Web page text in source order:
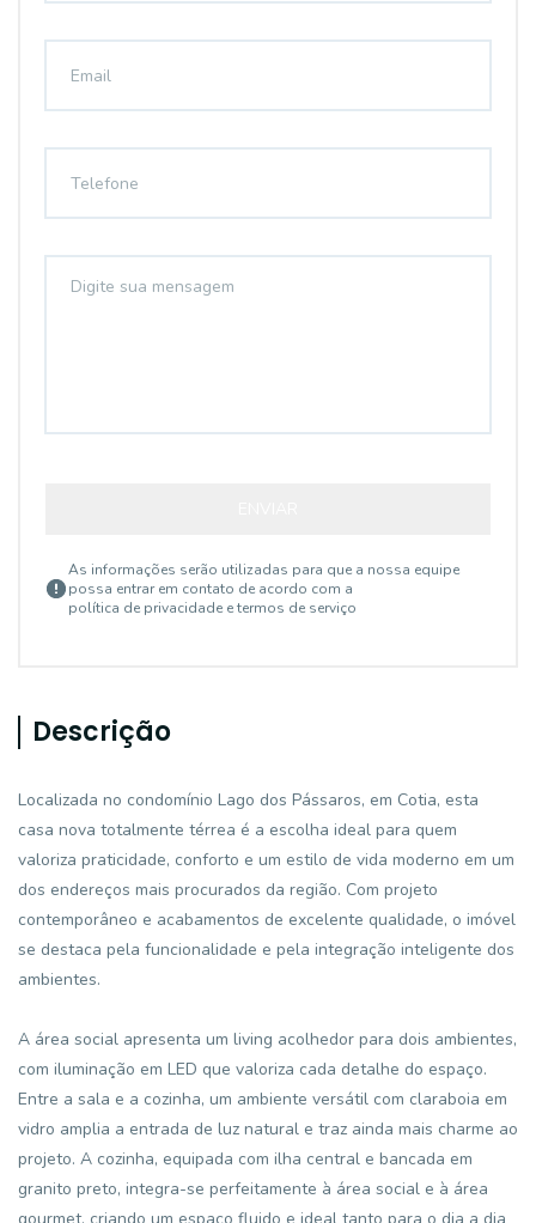
As informações serão utilizadas para que a nossa equipe
possa entrar em contato de acordo com a
política de privacidade e termos de serviço
Descrição
Localizada no condomínio Lago dos Pássaros, em Cotia, esta
casa nova totalmente térrea é a escolha ideal para quem
valoriza praticidade, conforto e um estilo de vida moderno em um
dos endereços mais procurados da região. Com projeto
contemporâneo e acabamentos de excelente qualidade, o imóvel
se destaca pela funcionalidade e pela integração inteligente dos
ambientes.
A área social apresenta um living acolhedor para dois ambientes,
com iluminação em LED que valoriza cada detalhe do espaço.
Entre a sala e a cozinha, um ambiente versátil com claraboia em
vidro amplia a entrada de luz natural e traz ainda mais charme ao
projeto. A cozinha, equipada com ilha central e bancada em
granito preto, integra-se perfeitamente à área social e à área